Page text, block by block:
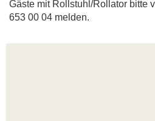
Gäste mit Rollstuhl/Rollator bitte
653 00 04 melden.